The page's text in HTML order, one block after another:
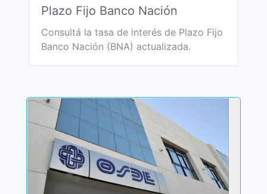
Plazo Fijo Banco Nación
Consultá la tasa de interés de Plazo Fijo
Banco Nación (BNA) actualizada.